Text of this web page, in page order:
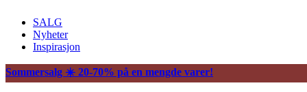
SALG
Nyheter
Inspirasjon
Sommersalg ☀️ 20-70% på en mengde varer!